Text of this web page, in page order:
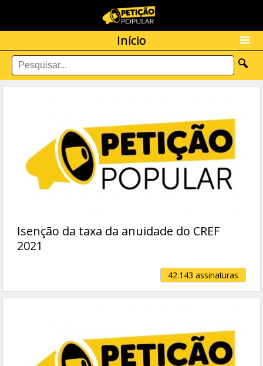
Início
🔍
Isenção da taxa da anuidade do CREF
2021
42.143 assinaturas